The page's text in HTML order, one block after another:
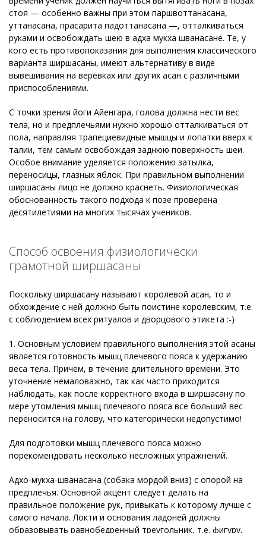
стоя — особенно важны при этом паршвоттанасана,
уттанасана, прасарита падоттанасана —, отталкиваться
руками и освобождать шею в адха мукха шванасане. Те, у
кого есть противопоказания для выполнения классического
варианта ширшасаны, имеют альтернативу в виде
вывешивания на верёвках или других асан с различными
приспособлениями.
С точки зрения йоги Айенгара, голова должна нести вес
тела, но и предплечьями нужно хорошо отталкиваться от
пола, направляя трапециевидные мышцы и лопатки вверх к
талии, тем самым освобождая заднюю поверхность шеи.
Особое внимание уделяется положению затылка,
переносицы, глазных яблок. При правильном выполнении
ширшасаны лицо не должно краснеть. Физиологическая
обоснованность такого подхода к позе проверена
десятилетиями на многих тысячах учеников.
Способ освоения физиологически
грамотной ширшасаны
Поскольку ширшасану называют королевой асан, то и
обхождение с ней должно быть поистине королевским, т.е.
с соблюдением всех ритуалов и дворцового этикета :-)
1. Основным условием правильного выполнения этой асаны
является готовность мышц плечевого пояса к удержанию
веса тела. Причем, в течение длительного времени. Это
уточнение немаловажно, так как часто приходится
наблюдать, как после корректного входа в ширшасану по
мере утомления мышц плечевого пояса все больший вес
переносится на голову, что категорически недопустимо!
Для подготовки мышц плечевого пояса можно
порекомендовать несколько несложных упражнений.
Адхо-мукха-шванасана (собака мордой вниз) с опорой на
предплечья. Основной акцент следует делать на
правильное положение рук, привыкать к которому лучше с
самого начала. Локти и основания ладоней должны
образовывать равнобедренный треугольник, т.е. фигуру,